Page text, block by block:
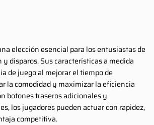
elección esencial para los entusiastas de
y disparos. Sus características a medida
de juego al mejorar el tiempo de
la comodidad y maximizar la eficiencia
botones traseros adicionales y
los jugadores pueden actuar con rapidez,
competitiva.